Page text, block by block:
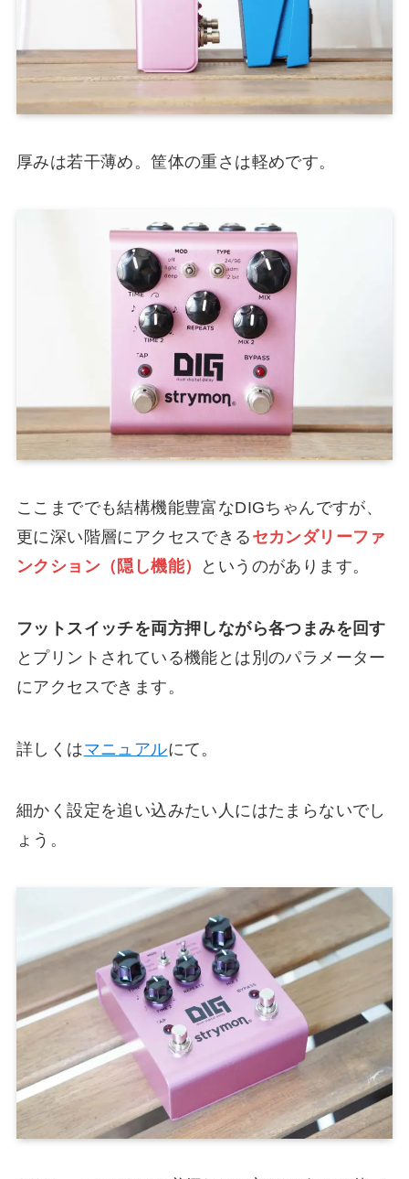
厚みは若干薄め。筐体の重さは軽めです。
ここまででも結構機能豊富なDIGちゃんですが、
更に深い階層にアクセスできる セカンダリーファ
ンクション（隠し機能）
というのがあります。
フットスイッチを両方押しながら各つまみを回す
とプリントされている機能とは別のパラメーター
にアクセスできます。
詳しくはマニュアルにて。
細かく設定を追い込みたい人にはたまらないでし
ょう。